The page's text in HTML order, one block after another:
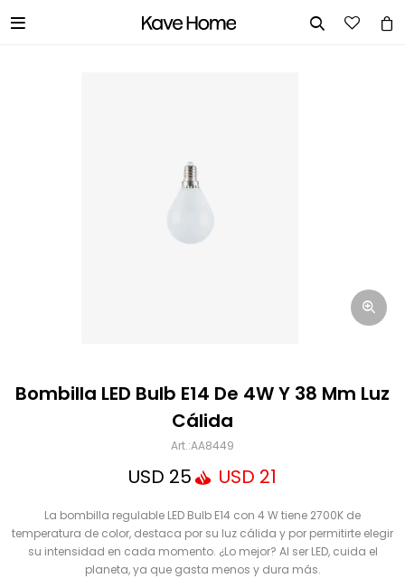
 
Bombilla LED Bulb E14 De 4W Y 38 Mm Luz
Cálida
AA8449
USD 25 USD 21
La bombilla regulable LED Bulb E14 con 4 W tiene 2700K de
temperatura de color, destaca por su luz cálida y por permitirte elegir
su intensidad en cada momento. ¿Lo mejor? Al ser LED, cuida el
planeta, ya que gasta menos y dura más.